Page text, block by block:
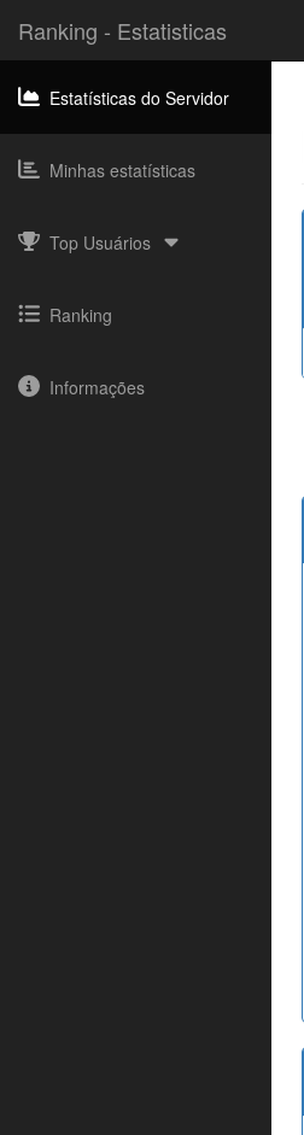
Ranking - Estatisticas
Estatísticas do Servidor
Minhas estatísticas
Top Usuários
Ranking
Informações